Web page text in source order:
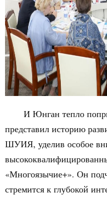
И Юнган тепло
представил историю
ШУИЯ, уделив особое
«Многоязычие+». Он
стремится к глубокой